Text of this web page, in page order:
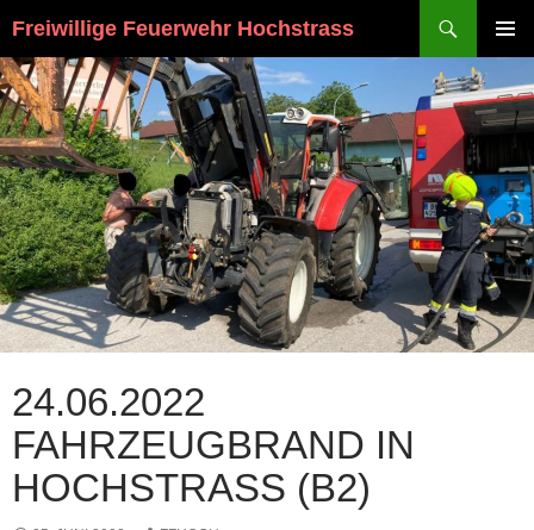
Freiwillige Feuerwehr Hochstrass
MENÜ
INHALT
SPRINGEN
24.06.2022
FAHRZEUGBRAND IN
HOCHSTRASS (B2)